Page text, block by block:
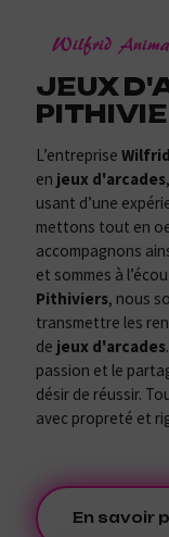
Wilfrid
JEUX D'ARCADES À
L’entreprise
en jeux d'arcades
usant d’une
mettons tout en
accompagnons
et sommes à
Pithiviers, nous
transmettre les
de jeux d'arcades
passion et le
désir de réussir.
avec propreté et
En savoir